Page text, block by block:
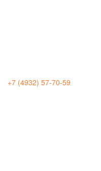
+7 (4932) 57-70-59